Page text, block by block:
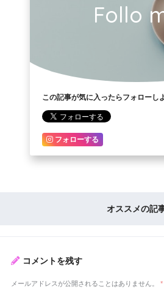
Follo
この記事が気に入ったらフォローし
フォローする
オススメの記
コメントを残す
メールアドレスが公開されることはありません。 *